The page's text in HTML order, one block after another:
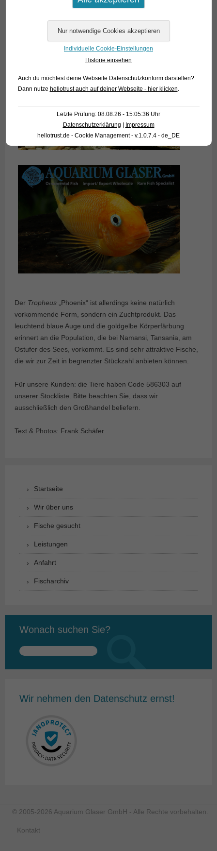
Der Tropheus „Phoenix“ ist allerdings keine natürlich
vorkommende Form, sondern ein Zuchtprodukt. Das
leuchtend blaue Auge und die goldgelbe Körperfärbung
erinnert an die Population, die bei Namansi, Tansania, am
Ostufer des Sees, vorkommt. Es sind sehr attraktive Fische,
die wir zur Zeit in begrenzter Stückzahl anbieten können.
Für unsere Kunden: die Tiere haben Code 586303 auf
unserer Stockliste. Bitte beachten Sie, dass wir
ausschließlich den Großhandel beliefern.
Text & Photos: Frank Schäfer
Startseite
Wir über uns
Fische gesucht
Leistungen
Anfahrt
Fischarchiv
Wonach suchen Sie?
Suchen
Wir nehmen den Datenschutz ernst!
© 2005-2026 Aquarium Glaser GmbH - Alle Rechte vorbehalten.
Kontakt
Individuelle Cookie-Einstellungen
Historie einsehen
Auch du möchtest deine Webseite Datenschutzkonform darstellen?
Dann nutze hellotrust auch auf deiner Webseite - hier klicken
Letzte Prüfung: 08.08.26 - 15:05:36 Uhr
Datenschutzerklärung | Impressum
hellotrust.de - Cookie Management - v.1.0.7.4 - de_DE